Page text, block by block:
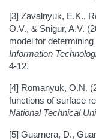
[3] Zavalnyuk, E.K.,
O.V., & Snigur, A.V.
model for
Information
4-12.
[4] Romanyuk, O.N.
functions of surface
National Technical
[5] Guarnera, D.,